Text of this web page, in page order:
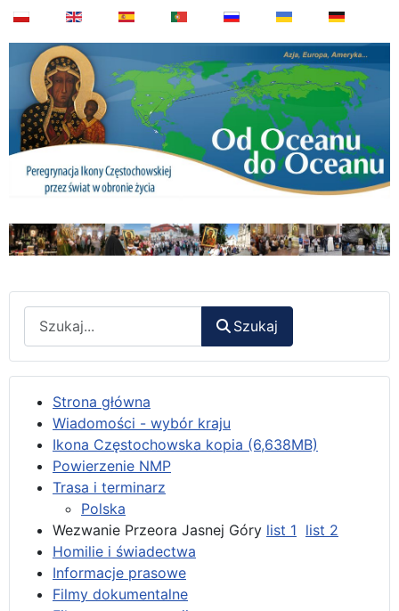
Szukaj
Strona główna
Wiadomości - wybór kraju
Ikona Częstochowska kopia (6,638MB)
Powierzenie NMP
Trasa i terminarz
Polska
Wezwanie Przeora Jasnej Góry list 1 list 2
Homilie i świadectwa
Informacje prasowe
Filmy dokumentalne